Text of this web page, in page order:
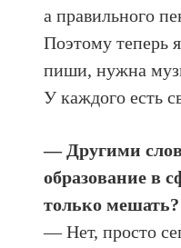
а правильного
Поэтому теперь
пиши, нужна
У каждого есть
— Другими
образование в
только мешать?
— Нет, просто